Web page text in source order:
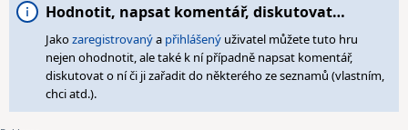
Hodnotit, napsat komentář, diskutovat…
Jakozaregistrovanýa přihlášený uživatel můžete tuto hru
nejen ohodnotit, ale také k ní případně napsat komentář,
diskutovat o ní či ji zařadit do některého ze seznamů (vlastním,
chci atd.).